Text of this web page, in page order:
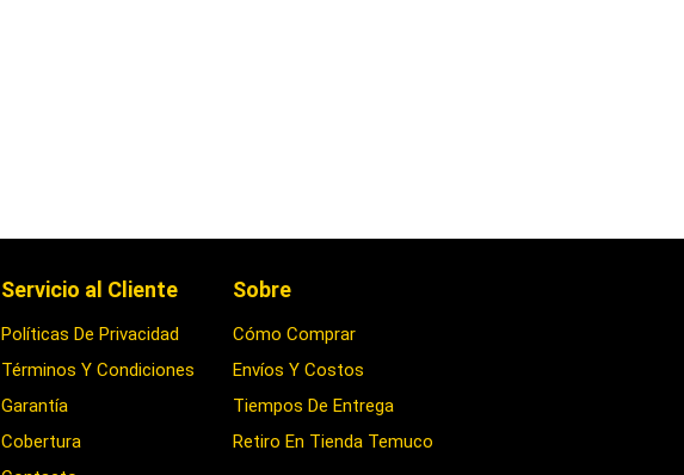
Servicio al Cliente
Políticas De Privacidad
Términos Y Condiciones
Garantía
Cobertura
Sobre
Cómo Comprar
Envíos Y Costos
Tiempos De Entrega
Retiro En Tienda Temuco